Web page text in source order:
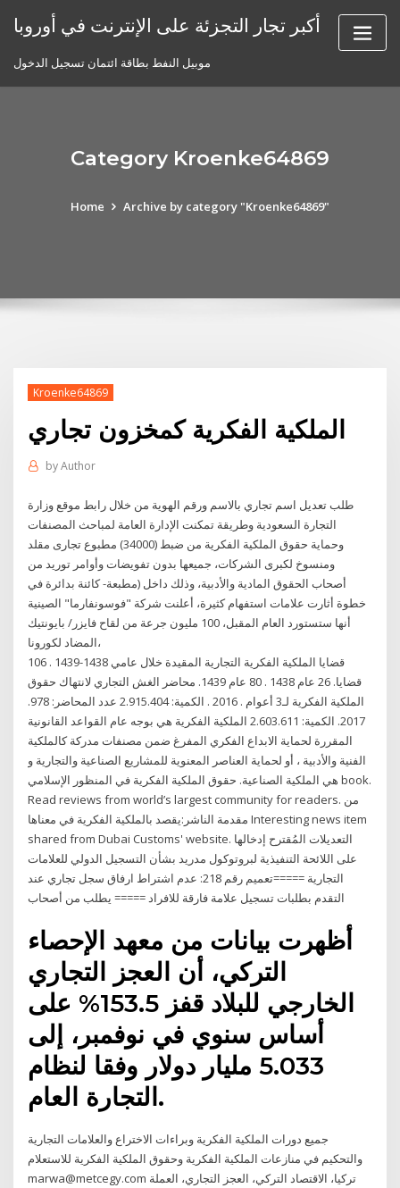
أكبر تجار التجزئة على الإنترنت في أوروبا
موبيل النفط بطاقة ائتمان تسجيل الدخول
Category Kroenke64869
Home Archive by category "Kroenke64869"
Kroenke64869
الملكية الفكرية كمخزون تجاري
byAuthor
طلب تعديل اسم تجاري بالاسم ورقم الهوية من خلال رابط موقع وزارة
التجارة السعودية وطريقة تمكنت الإدارة العامة لمباحث المصنفات
وحماية حقوق الملكية الفكرية من ضبط (34000) مطبوع تجارى مقلد
ومنسوخ لكبرى الشركات، جميعها بدون تفويضات وأوامر توريد من
أصحاب الحقوق المادية والأدبية، وذلك داخل (مطبعة- كائنة بدائرة في
خطوة أثارت علامات استفهام كثيرة، أعلنت شركة "فوسونفارما" الصينية
أنها ستستورد العام المقبل، 100 مليون جرعة من لقاح فايزر/ بايونتيك
المضاد لكورونا،
قضايا الملكية الفكرية التجارية المقيدة خلال عامي 1438-1439 . 106
قضايا. 26 عام 1438 . 80 عام 1439. محاضر الغش التجاري لانتهاك حقوق
الملكية الفكرية لـ3 أعوام . 2016 . الكمية: 2.915.404 عدد المحاضر: 978.
2017. الكمية: 2.603.611 الملكية الفكرية هي بوجه عام القواعد القانونية
المقررة لحماية الابداع الفكري المفرغ ضمن مصنفات مدركة كالملكية
الفنية والأدبية ، أو لحماية العناصر المعنوية للمشاريع الصناعية والتجارية و
هي الملكية الصناعية. حقوق الملكية الفكرية في المنظور الإسلامي book.
Read reviews from world’s largest community for readers. من
مقدمة الناشر:يقصد بالملكية الفكرية في معناها Interesting news item
shared from Dubai Customs' website. التعديلات المُقترح إدخالها
على اللائحة التنفيذية لبروتوكول مدريد بشأن التسجيل الدولي للعلامات
التجارية =====تعميم رقم 218: عدم اشتراط ارفاق سجل تجاري عند
التقدم بطلبات تسجيل علامة فارقة للافراد ===== يطلب من أصحاب
أظهرت بيانات من معهد الإحصاء
التركي، أن العجز التجاري
الخارجي للبلاد قفز 153.5% على
أساس سنوي في نوفمبر، إلى
5.033 مليار دولار وفقا لنظام
التجارة العام.
جميع دورات الملكية الفكرية وبراءات الاختراع والعلامات التجارية
والتحكيم في منازعات الملكية الفكرية وحقوق الملكية الفكرية للاستعلام
marwa@metcegy.com تركيا، الاقتصاد التركي، العجز التجاري، العملة